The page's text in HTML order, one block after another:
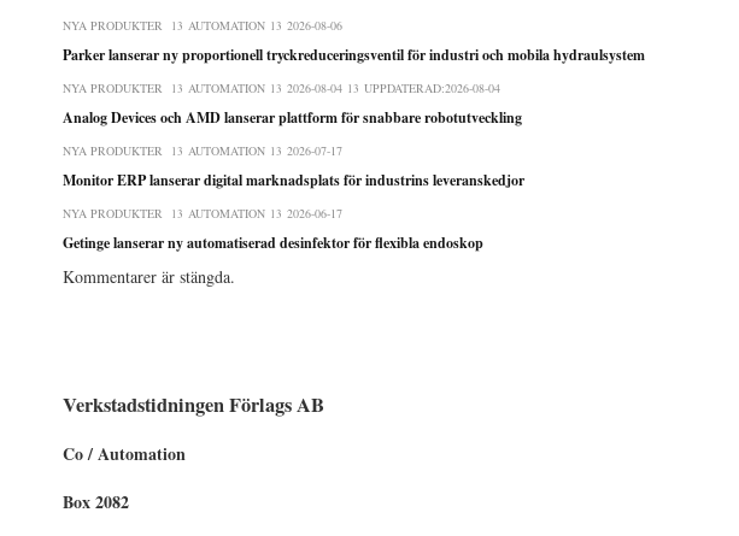
NYA PRODUKTER AUTOMATION 2026-08-06
Parker lanserar ny proportionell tryckreduceringsventil för industri och mobila hydraulsystem
NYA PRODUKTER AUTOMATION 2026-08-04 UPPDATERAD:2026-08-04
Analog Devices och AMD lanserar plattform för snabbare robotutveckling
NYA PRODUKTER AUTOMATION 2026-07-17
Monitor ERP lanserar digital marknadsplats för industrins leveranskedjor
NYA PRODUKTER AUTOMATION 2026-06-17
Getinge lanserar ny automatiserad desinfektor för flexibla endoskop
Kommentarer är stängda.
Verkstadstidningen Förlags AB
Co / Automation
Box 2082